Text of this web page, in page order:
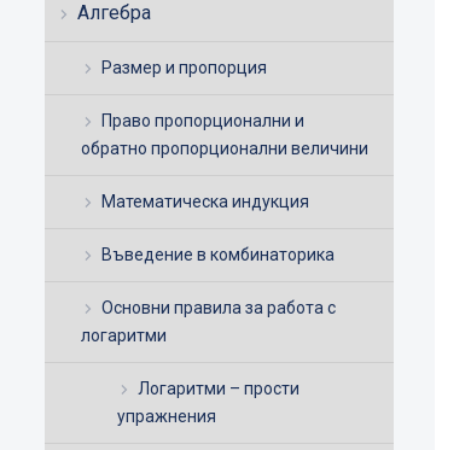
Алгебра
Размер и пропорция
Право пропорционални и
обратно пропорционални величини
Математическа индукция
Въведение в комбинаторика
Основни правила за работа с
логаритми
Логаритми – прости
упражнения